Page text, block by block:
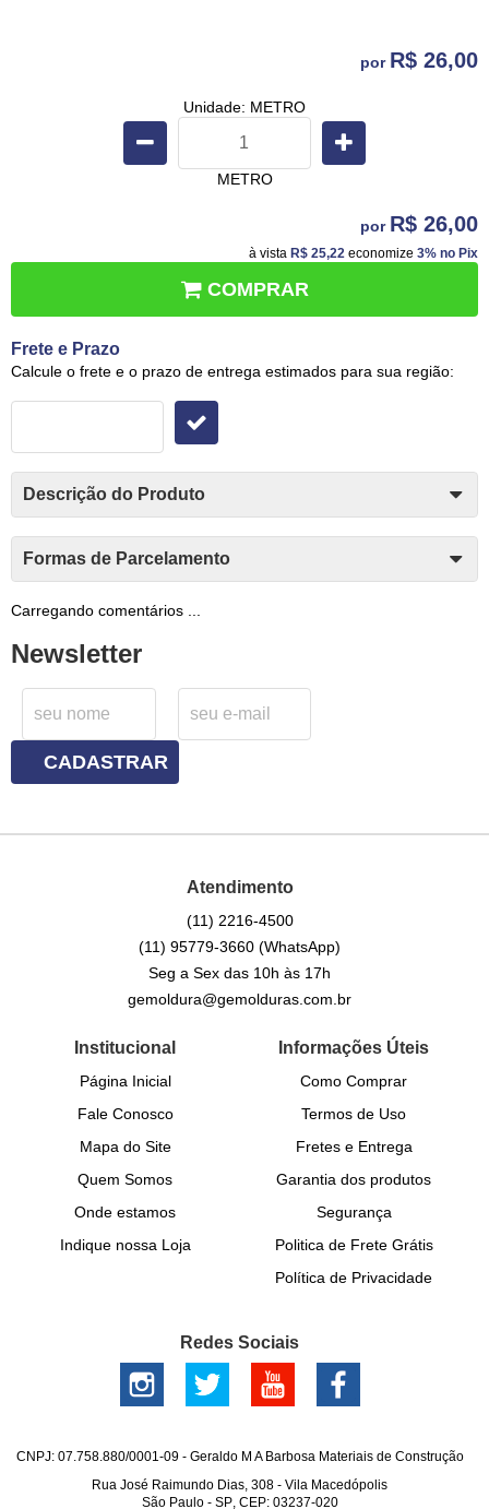
por R$ 26,00
Unidade: METRO
METRO
por R$ 26,00
à vista R$ 25,22 economize 3% no Pix
COMPRAR
Frete e Prazo
Calcule o frete e o prazo de entrega estimados para sua região:
Descrição do Produto
Formas de Parcelamento
Carregando comentários ...
Newsletter
CADASTRAR
Atendimento
(11) 2216-4500
(11) 95779-3660(WhatsApp)
Seg a Sex das 10h às 17h
gemoldura@gemolduras.com.br
Institucional
Página Inicial
Fale Conosco
Mapa do Site
Quem Somos
Onde estamos
Indique nossa Loja
Informações Úteis
Como Comprar
Termos de Uso
Fretes e Entrega
Garantia dos produtos
Segurança
Politica de Frete Grátis
Política de Privacidade
Redes Sociais
CNPJ: 07.758.880/0001-09 - Geraldo M A Barbosa Materiais de Construção
Rua José Raimundo Dias, 308 -Vila Macedópolis
São Paulo- SP, CEP: 03237-020